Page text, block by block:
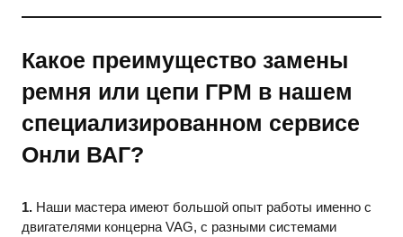
Какое преимущество замены
ремня или цепи ГРМ в нашем
специализированном сервисе
Онли ВАГ?
1. Наши мастера имеют большой опыт работы именно с
двигателями концерна VAG, с разными системами